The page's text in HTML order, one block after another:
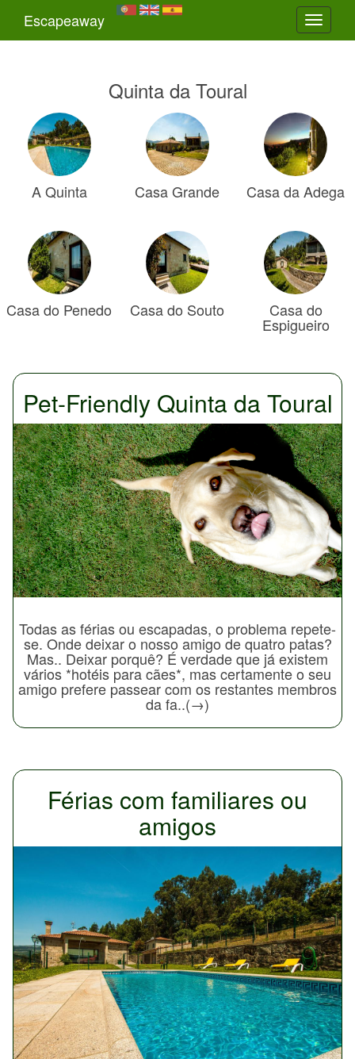
Toggle
Escapeaway
Quinta da Toural
A Quinta Casa Grande Casa da Adega
Casa do Penedo Casa do Souto Casa do
Espigueiro
Pet-Friendly Quinta da Toural
Todas as férias ou escapadas, o problema repete-
se. Onde deixar o nosso amigo de quatro patas?
Mas.. Deixar porquê? É verdade que já existem
vários *hotéis para cães*, mas certamente o seu
amigo prefere passear com os restantes membros
da fa..(→)
Férias com familiares ou
amigos